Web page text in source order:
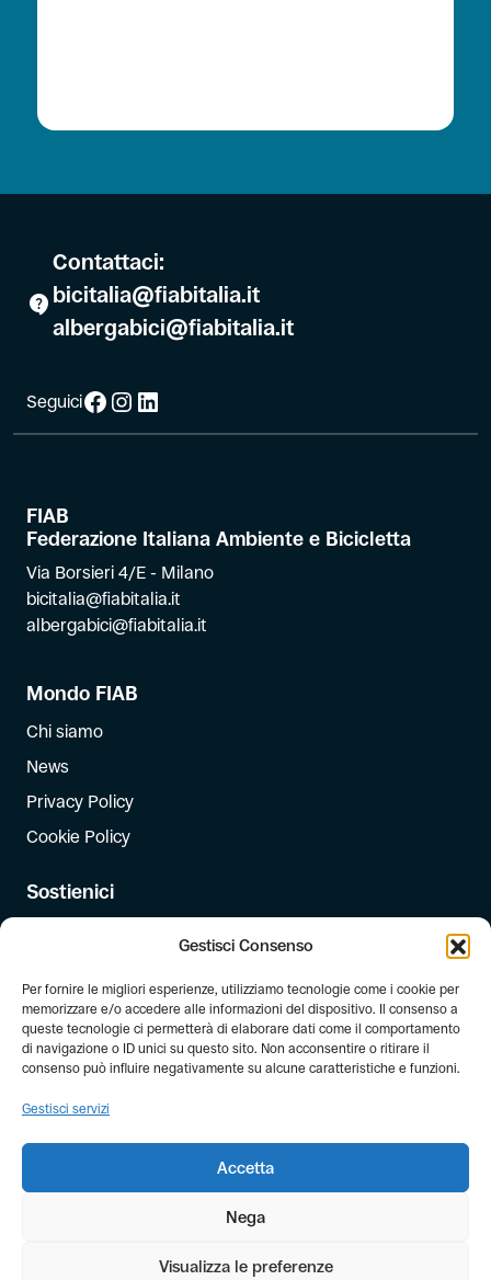
Gestisci Consenso
Per fornire le migliori esperienze, utilizziamo tecnologie come i cookie per
memorizzare e/o accedere alle informazioni del dispositivo. Il consenso a
queste tecnologie ci permetterà di elaborare dati come il comportamento
di navigazione o ID unici su questo sito. Non acconsentire o ritirare il
consenso può influire negativamente su alcune caratteristiche e funzioni.
Gestisci servizi
Accetta
Nega
Visualizza le preferenze
Contattaci:
bicitalia@fiabitalia.it
albergabici@fiabitalia.it
SeguiciFacebook
Instagram
LinkedIn
FIAB
Federazione Italiana Ambiente e Bicicletta
Via Borsieri 4/E - Milano
bicitalia@fiabitalia.it
albergabici@fiabitalia.it
Mondo FIAB
Chi siamo
News
Privacy Policy
Cookie Policy
Sostienici
Dona il 5 per mille
Newsletter